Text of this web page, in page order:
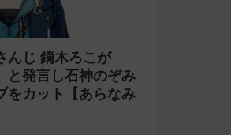
んじ 鏑木ろこが
と発言し石神のぞみ
カット【あらなみ